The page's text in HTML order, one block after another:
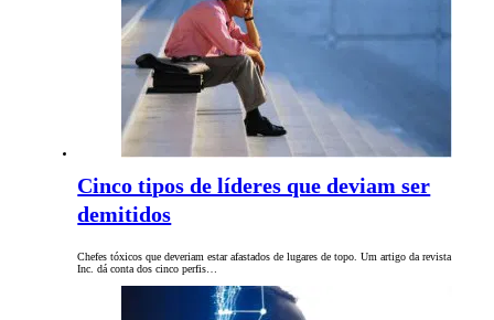
Cinco tipos de líderes que deviam ser
demitidos
Chefes tóxicos que deveriam estar afastados de lugares de topo. Um artigo da revista
Inc. dá conta dos cinco perfis…